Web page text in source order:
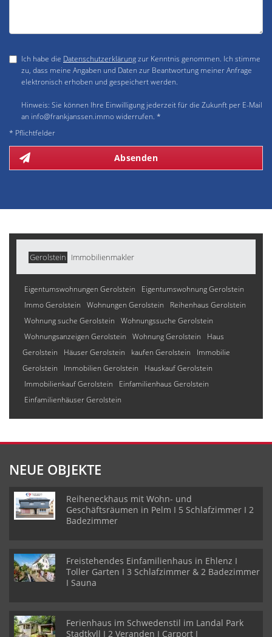
Ich habe die Datenschutzerklärungzur Kenntnis genommen. Ich stimme
zu, dass meine Angaben und Daten zur Beantwortung meiner Anfrage
elektronisch erhoben und gespeichert werden.
Hinweis: Sie können Ihre Einwilligung jederzeit für die Zukunft per E-Mail
an info@frankjanssen.immo widerrufen. *
* Pflichtfelder
Absenden
Gerolstein Immobilienmakler
Eigentumswohnungen Gerolstein
Eigentumswohnung Gerolstein
Immo Gerolstein
Wohnungen Gerolstein
Reihenhaus Gerolstein
Wohnung suche Gerolstein
Wohnungssuche Gerolstein
Wohnungsanzeigen Gerolstein
Wohnung Gerolstein
Haus
Gerolstein
Häuser Gerolstein kaufen Gerolstein
Immobilie
Gerolstein
Immobilien Gerolstein
Hauskauf Gerolstein
Immobilienkauf Gerolstein
Einfamilienhaus Gerolstein
Einfamilienhäuser Gerolstein
NEUE OBJEKTE
Reiheneckhaus mit Wohn- und
Geschäftsräumen in Pelm I 5 Schlafzimmer I 2
Badezimmer
Freistehendes Einfamilienhaus in Ehlenz I
Toller Garten I 3 Schlafzimmer & 2 Badezimmer
I Sauna
Ferienhaus im Schwedenstil im Landal Park
Stadtkyll I 2 Veranden I Carport I